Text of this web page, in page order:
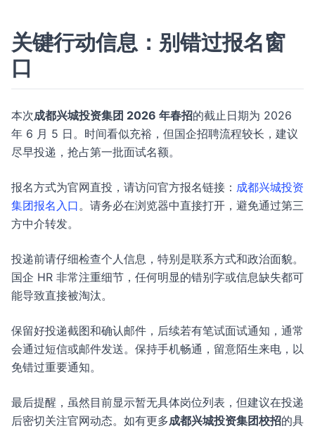
关键行动信息：别错过报名窗
口
本次成都兴城投资集团 2026 年春招的截止日期为 2026
年 6 月 5 日。时间看似充裕，但国企招聘流程较长，建议
尽早投递，抢占第一批面试名额。
报名方式为官网直投，请访问官方报名链接： 成都兴城投资
集团报名入口。请务必在浏览器中直接打开，避免通过第三
方中介转发。
投递前请仔细检查个人信息，特别是联系方式和政治面貌。
国企 HR 非常注重细节，任何明显的错别字或信息缺失都可
能导致直接被淘汰。
保留好投递截图和确认邮件，后续若有笔试面试通知，通常
会通过短信或邮件发送。保持手机畅通，留意陌生来电，以
免错过重要通知。
最后提醒，虽然目前显示暂无具体岗位列表，但建议在投递
后密切关注官网动态。如有更多成都兴城投资集团校招的具